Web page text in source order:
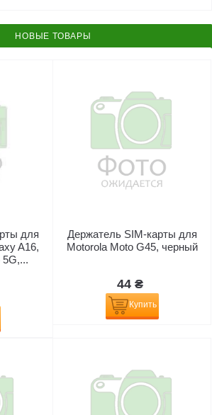
НОВЫЕ ТОВАРЫ
для
A16,
5G,...
Держатель SIM-карты для
Motorola Moto G45, черный
44 ₴
Купить